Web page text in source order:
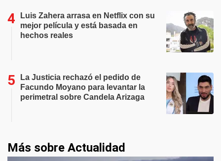
Luis Zahera arrasa en Netflix con su
mejor película y está basada en
hechos reales
La Justicia rechazó el pedido de
Facundo Moyano para levantar la
perimetral sobre Candela Arizaga
Más sobre Actualidad